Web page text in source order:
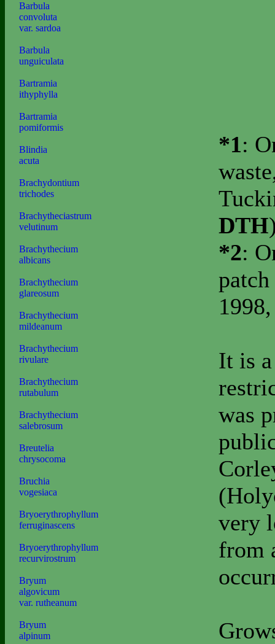
Barbula
convoluta
var. sardoa
Barbula
unguiculata
Bartramia
ithyphylla
Bartramia
pomiformis
Blindia
acuta
Brachydontium
trichodes
Brachytheciastrum
velutinum
Brachythecium
albicans
Brachythecium
glareosum
Brachythecium
mildeanum
Brachythecium
rivulare
Brachythecium
rutabulum
Brachythecium
salebrosum
Breutelia
chrysocoma
Bruchia
vogesiaca
Bryoerythrophyllum
ferruginascens
Bryoerythrophyllum
recurvirostrum
Bryum
algovicum
var. rutheanum
Bryum
alpinum
*1:
DTH
*2:
It is
was
very
from